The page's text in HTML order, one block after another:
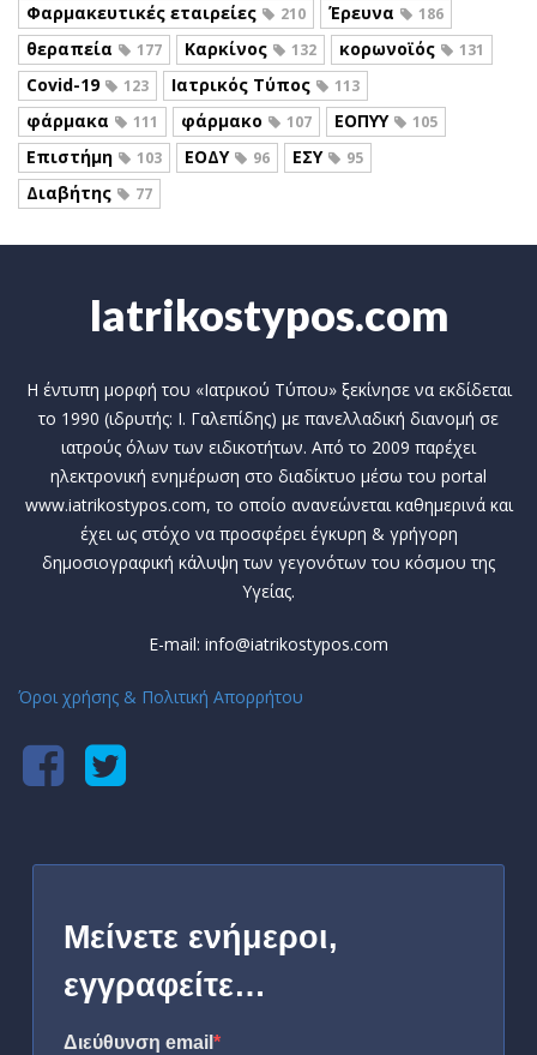
Φαρμακευτικές εταιρείες 210 Έρευνα 186
θεραπεία 177 Καρκίνος 132 κορωνοϊός 131
Covid-19 123 Ιατρικός Τύπος 113
φάρμακα 111 φάρμακο 107 ΕΟΠΥΥ 105
Επιστήμη 103 ΕΟΔΥ 96 ΕΣΥ 95
Διαβήτης 77
Iatrikostypos.com
Η έντυπη μορφή του «Ιατρικού Τύπου» ξεκίνησε να εκδίδεται
το 1990 (ιδρυτής: Ι. Γαλεπίδης) με πανελλαδική διανομή σε
ιατρούς όλων των ειδικοτήτων. Από το 2009 παρέχει
ηλεκτρονική ενημέρωση στο διαδίκτυο μέσω του portal
www.iatrikostypos.com, το οποίο ανανεώνεται καθημερινά και
έχει ως στόχο να προσφέρει έγκυρη & γρήγορη
δημοσιογραφική κάλυψη των γεγονότων του κόσμου της
Υγείας.
E-mail: info@iatrikostypos.com
Όροι χρήσης & Πολιτική Απορρήτου
Μείνετε ενήμεροι,
εγγραφείτε…
Διεύθυνση email